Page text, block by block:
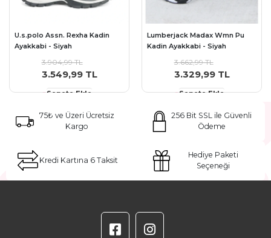
U.s.polo Assn. Rexha Kadin
Ayakkabi - Siyah
3.904,99 TL
3.549,99 TL
Sepete Ekle
Lumberjack Madax Wmn Pu
Kadin Ayakkabi - Siyah
3.662,99 TL
3.329,99 TL
Sepete Ekle
75₺ ve Üzeri Ücretsiz
Kargo
256 Bit SSL ile Güvenli
Ödeme
Kredi Kartına 6 Taksit
Hediye Paketi
Seçeneği